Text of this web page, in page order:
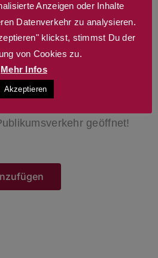
geöffnet!
Anzeigen oder Inhalte
Datenverkehr zu analysieren.
klickst, stimmst Du der
von Cookies zu.
Mehr Infos
Akzeptieren